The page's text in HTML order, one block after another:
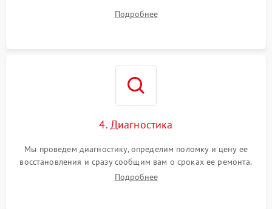
Подробнее
4. Диагностика
Мы проведем диагностику, определим поломку и цену ее
восстановления и сразу сообщим вам о сроках ее ремонта.
Подробнее